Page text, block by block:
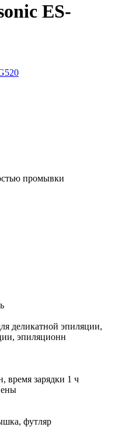
ES-
промывки
деликатной эпиляции,
эпиляционн
время зарядки 1 ч
футляр